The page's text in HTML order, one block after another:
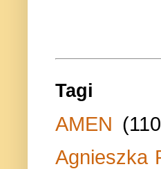
Tagi
AMEN
Agnieszka